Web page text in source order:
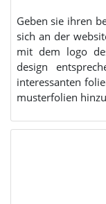
Geben sie ihren
sich an der
mit dem logo
design
interessanten
musterfolien